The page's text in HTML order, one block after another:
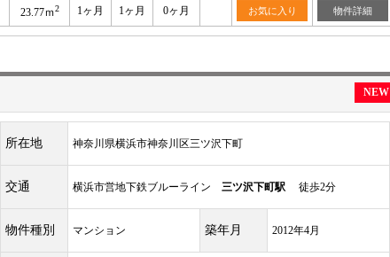
23.77ｍ2 1ヶ月 1ヶ月 0ヶ月 お気に入り 物件詳細
NEW
所在地 神奈川県横浜市神奈川区三ツ沢下町
交通 横浜市営地下鉄ブルーライン 三ツ沢下町駅 徒歩2分
物件種別 マンション 築年月 2012年4月